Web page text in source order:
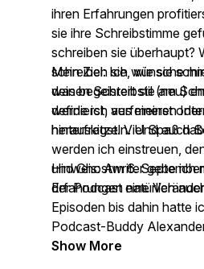
ihren Erfahrungen
sie ihre Schreibstimme
schreiben sie überhaupt?
schreiben sie, wie sie
was begeistert sie am
werde ich aus meinen
herauskitzeln. Und auch
werden ich einstreuen,
und Ghostwriter gebe ich
Erfahrungen natürlich
Mein Ziel: Ich wünsche
deinen Schreibstil (neu)
definierst, verfeinerst
hinterfragst. Viel Spaß
Hinweis: Am 6.
der Podcast eine
Episoden bis dahin hatte
Podcast-Buddy
aufgenommen, der leider
Show More